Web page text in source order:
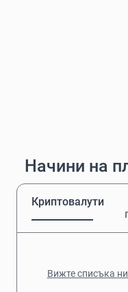
Начини на
Криптовалути
Вижте списъка